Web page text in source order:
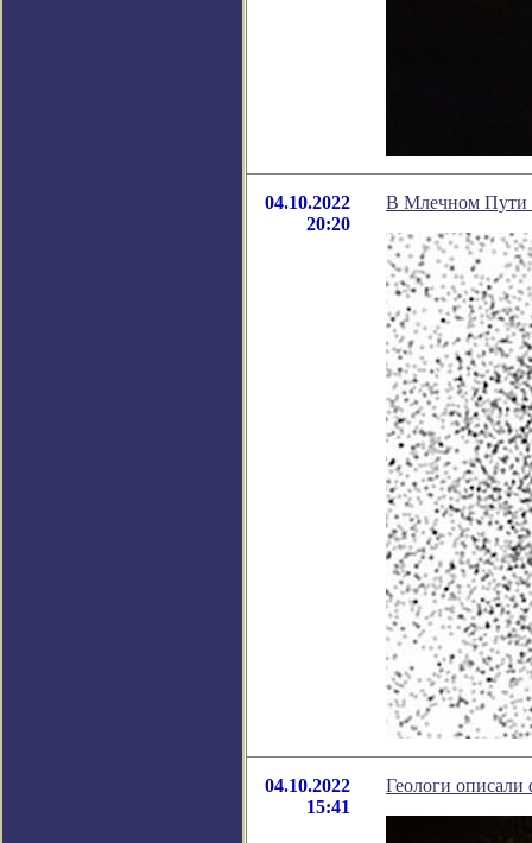
04.10.2022
20:20
В Млечном Пути
04.10.2022
15:41
Геологи